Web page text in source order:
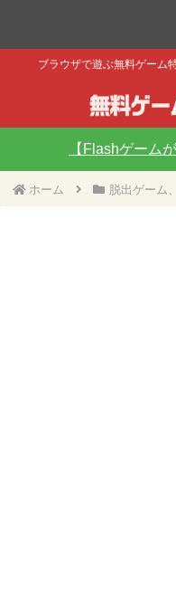
ブラウザで遊ぶ無料ゲーム
【Flashゲーム
ホーム 脱出ゲーム